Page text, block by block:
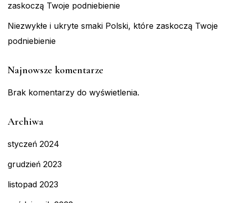
zaskoczą Twoje podniebienie
Niezwykłe i ukryte smaki Polski, które zaskoczą Twoje
podniebienie
Najnowsze komentarze
Brak komentarzy do wyświetlenia.
Archiwa
styczeń 2024
grudzień 2023
listopad 2023